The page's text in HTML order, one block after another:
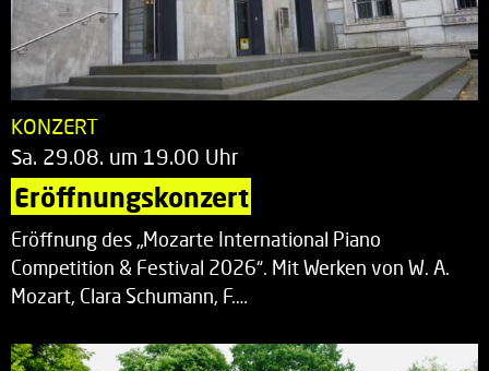
KONZERT
Sa. 29.08. um 19.00 Uhr
Eröffnungskonzert
Eröffnung des „Mozarte International Piano
Competition & Festival 2026“. Mit Werken von W. A.
Mozart, Clara Schumann, F.…